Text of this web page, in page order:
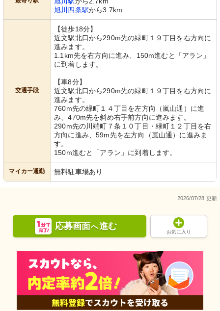
旭川四条駅から3.7km
交通手段
【徒歩18分】
近文駅北口から290m先の緑町１９丁目を右方向に
進みます。
1.1km先を右方向に進み、150m進むと「アラン」
に到着します。
【車8分】
近文駅北口から290m先の緑町１９丁目を右方向に
進みます。
760m先の緑町１４丁目を左方向（嵐山通）に進
み、470m先を斜め右手前方向に進みます。
290m先の川端町７条１０丁目・緑町１２丁目を右
方向に進み、59m先を左方向（嵐山通）に進みま
す。
150m進むと「アラン」に到着します。
マイカー通勤 無料駐車場あり
2026/07/28 更新
応募画面へ進む
お気に入り